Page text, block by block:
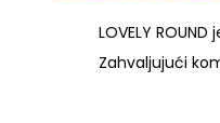
LOVELY
Zahvaljujući